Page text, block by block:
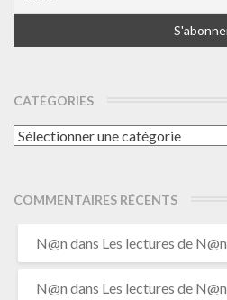
CATÉGORIES
Catégories
COMMENTAIRES RÉCENTS
N@n dans Les lectures de N@n
N@n dans Les lectures de N@n